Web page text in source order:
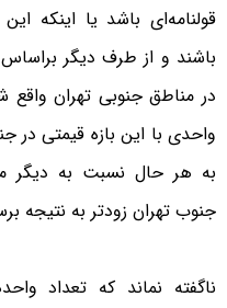
قولنامه‌ای باشد یا اینکه
باشند و از طرف دیگر
در مناطق جنوبی تهران واقع
واحدی با این بازه قیمتی
به هر حال نسبت به دیگر
جنوب تهران زودتر به نتیجه
ناگفته نماند که تعداد